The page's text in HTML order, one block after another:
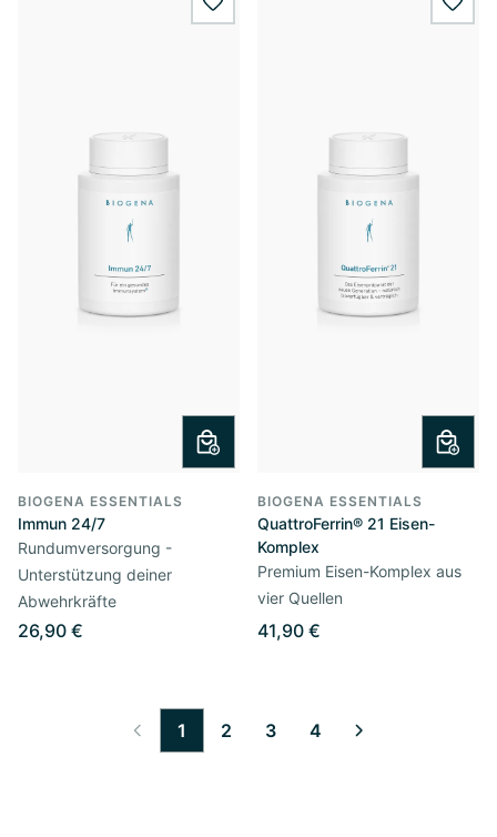
wishlist.add
BIOGENA ESSENTIALS
Immun 24/7
Rundumversorgung -
Unterstützung deiner
Abwehrkräfte
26,90 €
BIOGENA ESSENTIALS
QuattroFerrin® 21 Eisen-
Komplex
Premium Eisen-Komplex aus
vier Quellen
41,90 €
1 2 3 4